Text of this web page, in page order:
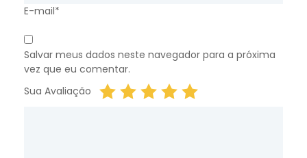
E-mail*
Salvar meus dados neste navegador para a próxima
vez que eu comentar.
Sua Avaliação